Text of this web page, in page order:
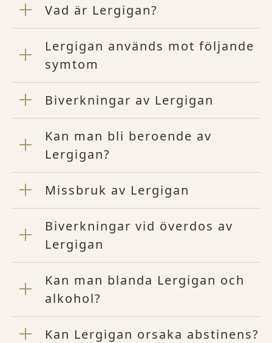
Vad är Lergigan?
Lergigan används mot följande
symtom
Biverkningar av Lergigan
Kan man bli beroende av
Lergigan?
Missbruk av Lergigan
Biverkningar vid överdos av
Lergigan
Kan man blanda Lergigan och
alkohol?
Kan Lergigan orsaka abstinens?